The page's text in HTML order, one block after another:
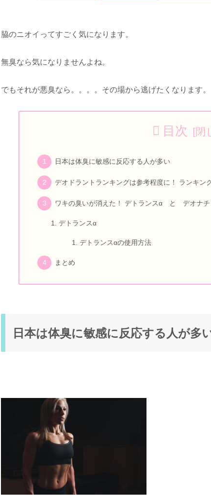
脇のニオイってすごく気になります。
無臭なら気になりませんよね。
でもそれが悪臭なら。。。。その場から逃げたくなります。
目次
日本は体臭に敏感に反応する人が多い
デオドラントランキングは参考程度に！ ランキン
ワキの臭いが消えた！ デトランスα と デオナ
デトランスα
デトランスαの使用方法
まとめ
日本は体臭に敏感に反応する人が多